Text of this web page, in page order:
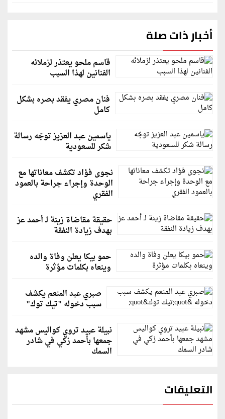
أخبار ذات صلة
قاسم ملحو يعتذر لزملائه
الفنانين لهذا السبب
فنان مصري يفقد بصره بشكل
كامل
ياسمين عبد العزيز توجّه رسالة
شكر للسعودية
نجوى فؤاد تكشف معاناتها مع
الوحدة وإجراء جراحة بالعمود
الفقري
حقيقة مقاضاة زينة لـ أحمد عز
بهدف زيادة النفقة
حمو بيكا يعلن وفاة والده
وينعاه بكلمات مؤثرة
صبري عبد المنعم يكشف
سبب دخوله "تيك توك"
نبيلة عبيد تروي كواليس مشهد
جمعها بأحمد زكي في شادر
السمك
التعليقات